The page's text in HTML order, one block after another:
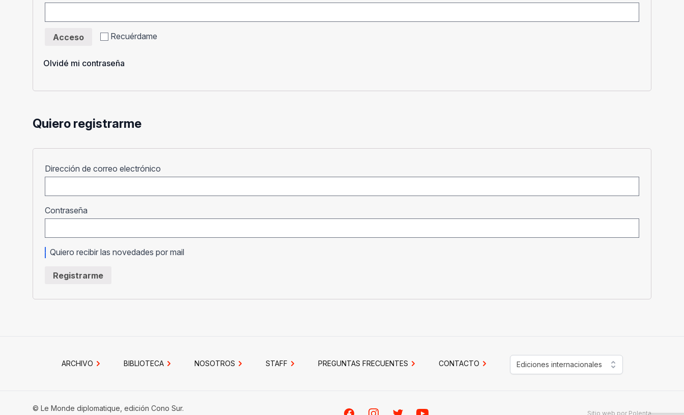
Recuérdame
Acceso
Olvidé mi contraseña
Quiero registrarme
Dirección de correo electrónico
Contraseña
Quiero recibir las novedades por mail
Registrarme
ARCHIVO BIBLIOTECA NOSOTROS STAFF PREGUNTAS FRECUENTES CONTACTO Ediciones internacionales
© Le Monde diplomatique, edición Cono Sur.
Sitio web por Polenta